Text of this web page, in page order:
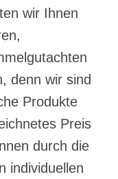
wir Ihnen
denn wir sind
Produkte
Preis
durch die
individuellen